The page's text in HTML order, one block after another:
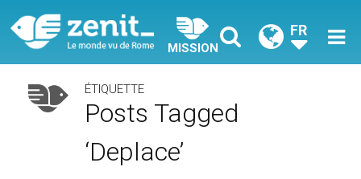
MISSION
FR
ÉTIQUETTE
Posts Tagged
‘deplace’